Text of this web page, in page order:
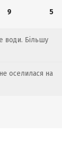
9 5
води. Більшу
оселилася на